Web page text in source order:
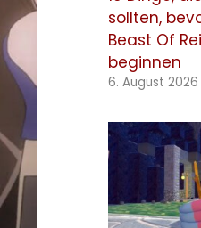
sollten,
Beast Of
beginnen
6. August 2026